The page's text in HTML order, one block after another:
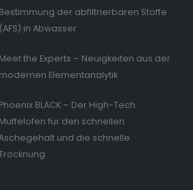
Bestimmung der abfiltrierbaren Stoffe
(AFS) in Abwasser
Meet the Experts – Neuigkeiten aus der
modernen Elementanalytik
Phoenix BLACK – Der High-Tech
Muffelofen für den schnellen
und die schnelle